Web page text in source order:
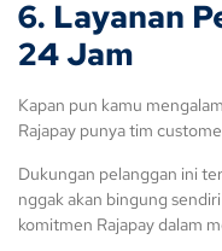
6. Layanan
24 Jam
Kapan pun kamu
Rajapay punya tim
Dukungan pelanggan ini
nggak akan bingung
komitmen Rajapay dalam